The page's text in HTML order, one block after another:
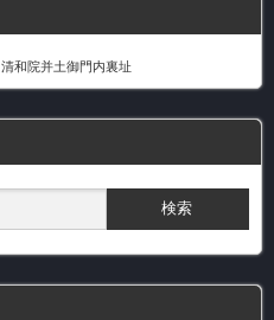
清和院并土御門内裏址